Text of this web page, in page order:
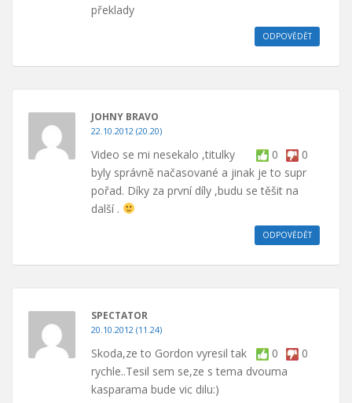
překlady
ODPOVĚDĚT
JOHNY BRAVO
22.10.2012 (20.20)
0 0
Video se mi nesekalo ,titulky
byly správně načasované a jinak je to supr
pořad. Díky za první díly ,budu se těšit na
další .
ODPOVĚDĚT
SPECTATOR
20.10.2012 (11.24)
0 0
Skoda,ze to Gordon vyresil tak
rychle..Tesil sem se,ze s tema dvouma
kasparama bude vic dilu:)